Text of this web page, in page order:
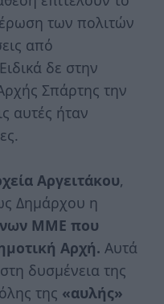
των πολιτών
από
δε στην
Σπάρτης την
αυτές ήταν
Αργειτάκου,
Δημάρχου η
ΜΜΕ που
Αρχή. Αυτά
δυσμένεια της
της «αυλής»